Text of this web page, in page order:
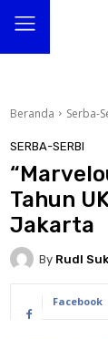
Beranda Serba-
SERBA-SERBI
Tahun
Jakarta
By RudI
Facebook